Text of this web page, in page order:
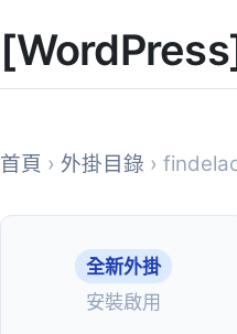
首頁 › 外掛目錄 ›
全新外掛
安裝啟用